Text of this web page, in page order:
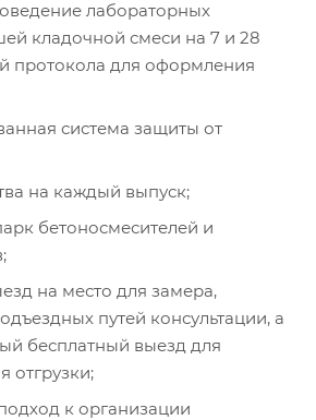
лабораторных
кладочной смеси на 7 и 28
протокола для оформления
система защиты от
на каждый выпуск;
бетоносмесителей и
на место для замера,
путей консультации, а
бесплатный выезд для
отгрузки;
к организации